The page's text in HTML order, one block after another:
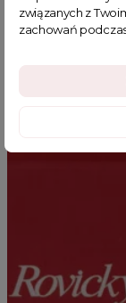
związanych z
zachowań